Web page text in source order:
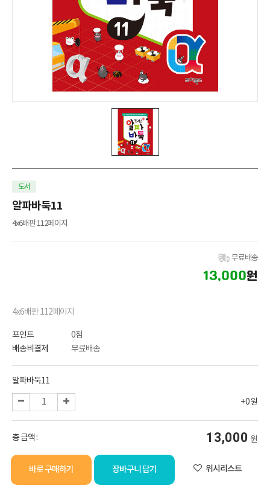
도서
알파바둑11
4x6배판 112페이지
무료배송
13,000원
4x6배판 112페이지
포인트
0점
배송비결제
무료배송
선택된 옵션
알파바둑11
+0원
총 금액 : 13,000 원
바로 구매하기 장바구니 담기 위시리스트